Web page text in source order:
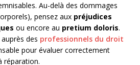
Au-delà des dommages
pensez aux préjudices
ou encore au pretium doloris.
des professionnels du droit
pour évaluer correctement
réparation.